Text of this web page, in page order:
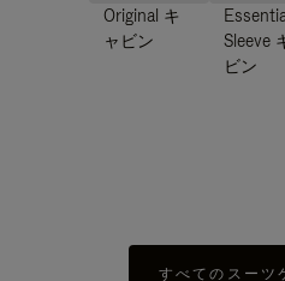
Original キ
ャビン
Sleeve
ビン
すべてのスーツ